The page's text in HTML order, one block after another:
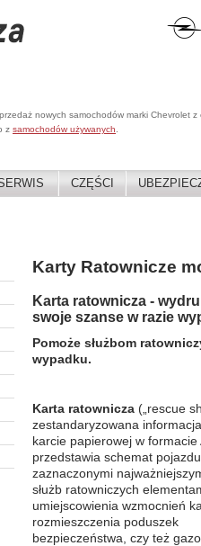
nowych samochodów marki Chevrolet
z samochodów używanych
CZĘŚCI
Karty Ratownicze
Karta ratownicza -
swoje szanse w razie
Pomoże służbom
wypadku.
Karta ratownicza („rescue
zestandaryzowana
karcie papierowej w formacie
przedstawia schemat
zaznaczonymi
służb ratowniczych
umiejscowienia wzmocnień
rozmieszczenia poduszek
bezpieczeństwa, czy też